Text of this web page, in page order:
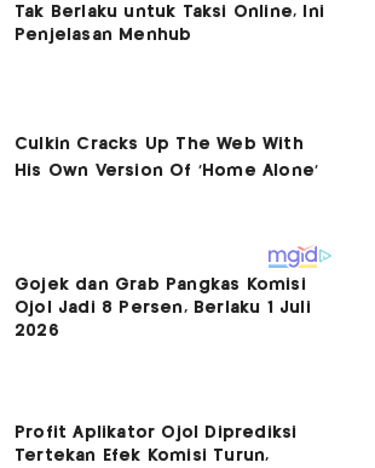
Tak Berlaku untuk Taksi Online, Ini
Penjelasan Menhub
Gojek dan Grab Pangkas Komisi
Ojol Jadi 8 Persen, Berlaku 1 Juli
2026
Profit Aplikator Ojol Diprediksi
Tertekan Efek Komisi Turun,